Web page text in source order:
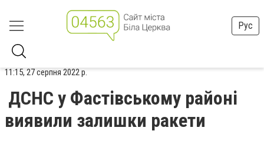
Рус
11:15, 27 серпня 2022 р.
ДСНС у Фастівському районі
виявили залишки ракети